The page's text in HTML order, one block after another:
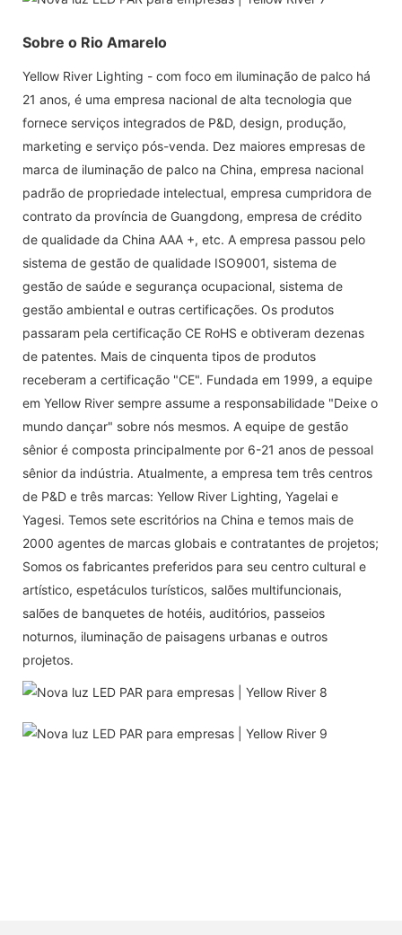
Sobre o Rio Amarelo
Yellow River Lighting - com foco em iluminação de palco há
21 anos, é uma empresa nacional de alta tecnologia que
fornece serviços integrados de P&D, design, produção,
marketing e serviço pós-venda. Dez maiores empresas de
marca de iluminação de palco na China, empresa nacional
padrão de propriedade intelectual, empresa cumpridora de
contrato da província de Guangdong, empresa de crédito
de qualidade da China AAA +, etc. A empresa passou pelo
sistema de gestão de qualidade ISO9001, sistema de
gestão de saúde e segurança ocupacional, sistema de
gestão ambiental e outras certificações. Os produtos
passaram pela certificação CE RoHS e obtiveram dezenas
de patentes. Mais de cinquenta tipos de produtos
receberam a certificação "CE". Fundada em 1999, a equipe
em Yellow River sempre assume a responsabilidade "Deixe o
mundo dançar" sobre nós mesmos. A equipe de gestão
sênior é composta principalmente por 6-21 anos de pessoal
sênior da indústria. Atualmente, a empresa tem três centros
de P&D e três marcas: Yellow River Lighting, Yagelai e
Yagesi. Temos sete escritórios na China e temos mais de
2000 agentes de marcas globais e contratantes de projetos;
Somos os fabricantes preferidos para seu centro cultural e
artístico, espetáculos turísticos, salões multifuncionais,
salões de banquetes de hotéis, auditórios, passeios
noturnos, iluminação de paisagens urbanas e outros
projetos.